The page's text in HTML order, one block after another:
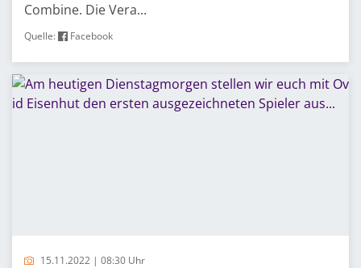
Combine. Die Vera...
Quelle: Facebook
15.11.2022 | 08:30 Uhr